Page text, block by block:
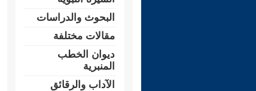
البحوث والدراسات
مقالات مختلفة
ديوان الخطب
المنبرية
الآداب والرقائق